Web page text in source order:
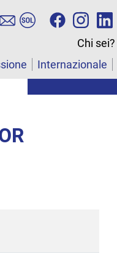
Chi sei?
Internazionale